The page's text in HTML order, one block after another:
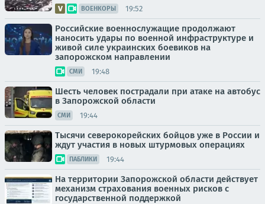
ВОЕНКОРЫ 19:52
Российские военнослужащие продолжают
наносить удары по военной инфраструктуре и
живой силе украинских боевиков на
запорожском направлении
СМИ 19:48
Шесть человек пострадали при атаке на автобус
в Запорожской области
СМИ 19:44
Тысячи северокорейских бойцов уже в России и
ждут участия в новых штурмовых операциях
ПАБЛИКИ 19:44
На территории Запорожской области действует
механизм страхования военных рисков с
государственной поддержкой